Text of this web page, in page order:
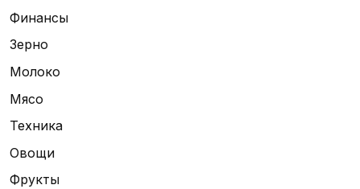
Финансы
Зерно
Молоко
Мясо
Техника
Овощи
Фрукты